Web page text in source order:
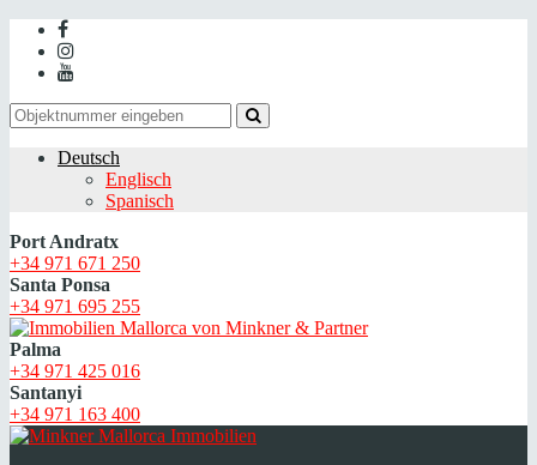
Deutsch
Englisch
Spanisch
Port Andratx
+34 971 671 250
Santa Ponsa
+34 971 695 255
Palma
+34 971 425 016
Santanyi
+34 971 163 400